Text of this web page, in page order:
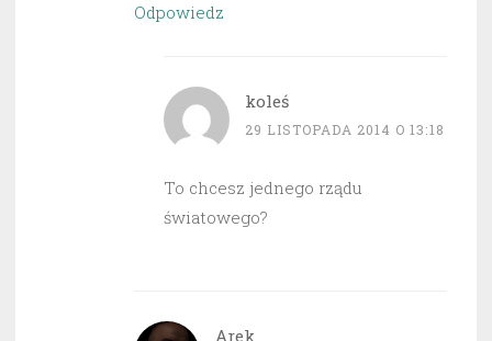
Odpowiedz
koleś
29 LISTOPADA 2014 O 13:18
To chcesz jednego rządu
światowego?
Arek